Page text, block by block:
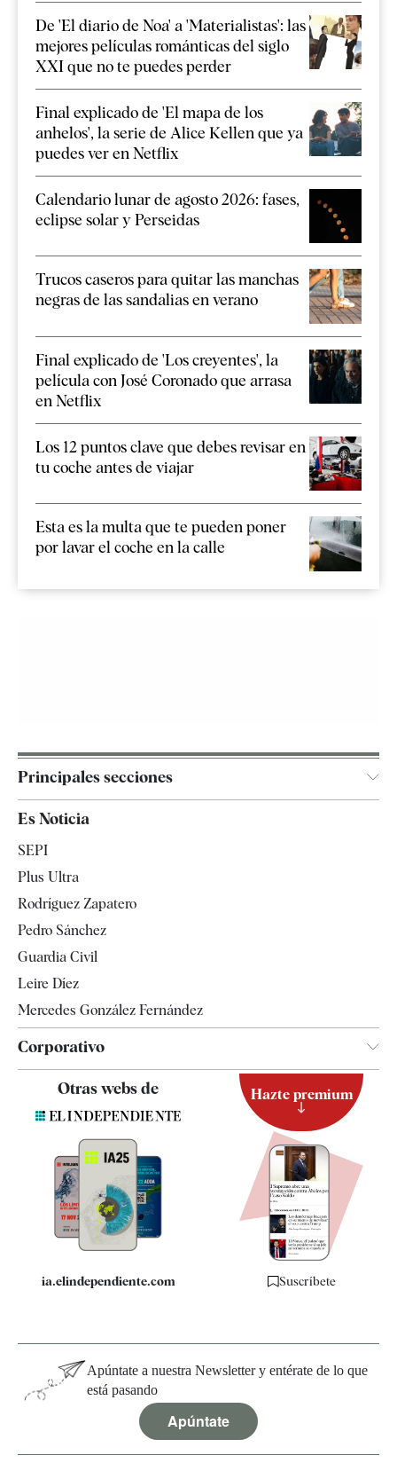
De 'El diario de Noa' a 'Materialistas': las
mejores películas románticas del siglo
XXI que no te puedes perder
Final explicado de 'El mapa de los
anhelos', la serie de Alice Kellen que ya
puedes ver en Netflix
Calendario lunar de agosto 2026: fases,
eclipse solar y Perseidas
Trucos caseros para quitar las manchas
negras de las sandalias en verano
Final explicado de 'Los creyentes', la
película con José Coronado que arrasa
en Netflix
Los 12 puntos clave que debes revisar en
tu coche antes de viajar
Esta es la multa que te pueden poner
por lavar el coche en la calle
Principales secciones
España
Televisión
Es Noticia
SEPI
Plus Ultra
Rodríguez Zapatero
Pedro Sánchez
Guardia Civil
Leire Díez
Mercedes González Fernández
Corporativo
Contacto
Quiénes somos
Especificaciones
Otras webs de
ia.elindependiente.com
Hazte premium
Suscríbete
Apúntate a nuestra Newsletter y entérate de lo que
está pasando
Apúntate